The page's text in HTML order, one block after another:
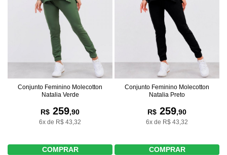
Conjunto Feminino Molecotton
Natalia Verde
R$ 259,90
6x de R$ 43,32
COMPRAR
Conjunto Feminino Molecotton
Natalia Preto
R$ 259,90
6x de R$ 43,32
COMPRAR